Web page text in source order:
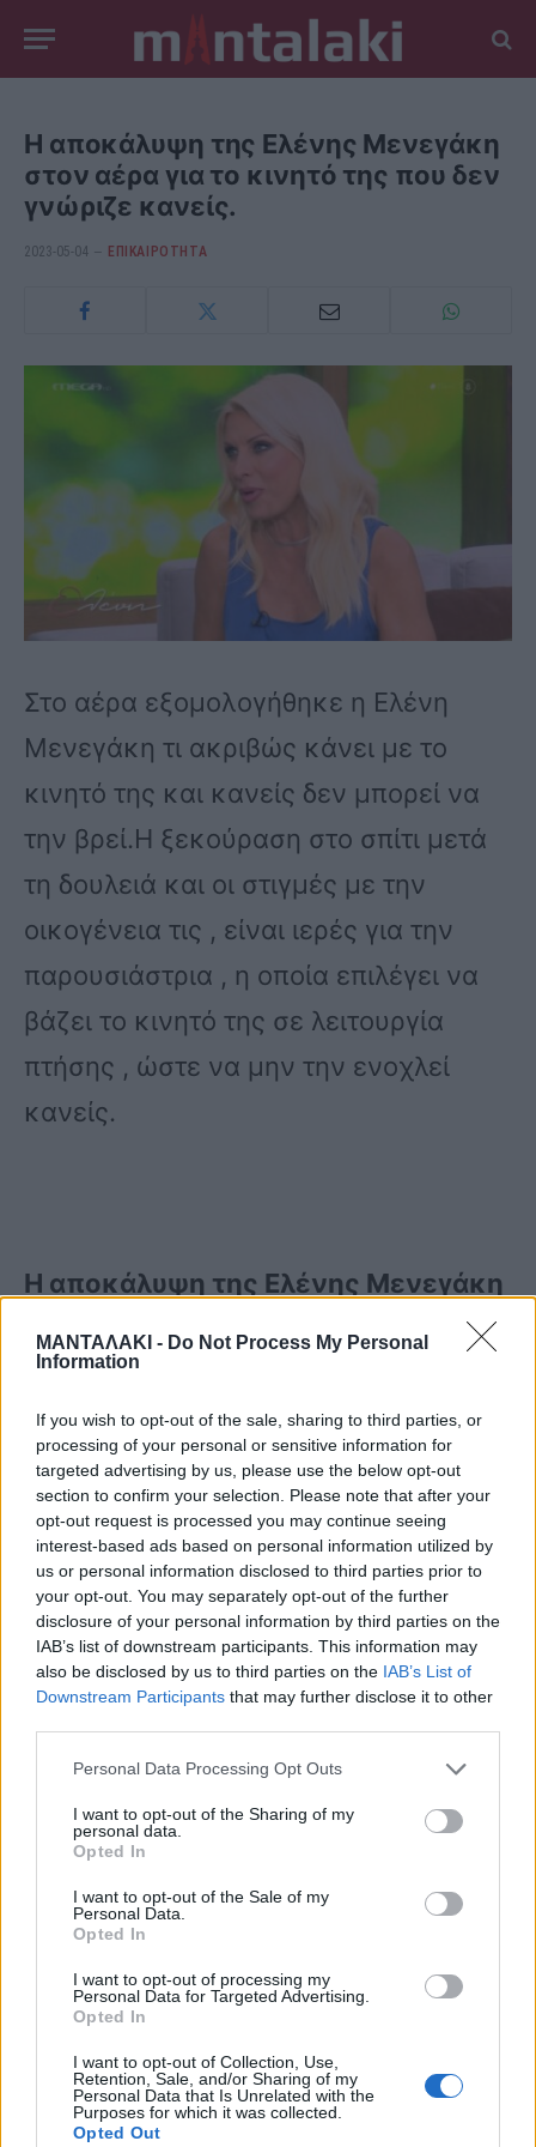
ΜΑΝΤΑΛΑΚΙ - Do Not Process My Personal
Information
If you wish to opt-out of the sale, sharing to third parties, or
processing of your personal or sensitive information for
targeted advertising by us, please use the below opt-out
section to confirm your selection. Please note that after your
opt-out request is processed you may continue seeing
interest-based ads based on personal information utilized by
us or personal information disclosed to third parties prior to
your opt-out. You may separately opt-out of the further
disclosure of your personal information by third parties on the
IAB’s list of downstream participants. This information may
also be disclosed by us to third parties on the IAB’s List of
Downstream Participants that may further disclose it to other
Personal Data Processing Opt Outs
I want to opt-out of the Sharing of my
personal data.
Opted In
I want to opt-out of the Sale of my
Personal Data.
Opted In
I want to opt-out of processing my
Personal Data for Targeted Advertising.
Opted In
I want to opt-out of Collection, Use,
Retention, Sale, and/or Sharing of my
Personal Data that Is Unrelated with the
Purposes for which it was collected.
Opted Out
Η αποκάλυψη της Ελένης Μενεγάκη
στον αέρα για το κινητό της που δεν
γνώριζε κανείς.
2023-05-04 ΕΠΙΚΑΙΡΟΤΗΤΑ
Στο αέρα εξομολογήθηκε η Ελένη
Μενεγάκη τι ακριβώς κάνει με το
κινητό της και κανείς δεν μπορεί να
την βρεί.Η ξεκούραση στο σπίτι μετά
τη δουλειά και οι στιγμές με την
οικογένεια τις , είναι ιερές για την
παρουσιάστρια , η οποία επιλέγει να
βάζει το κινητό της σε λειτουργία
πτήσης , ώστε να μην την ενοχλεί
κανείς.
Η αποκάλυψη της Ελένης Μενεγάκη
για το κινητό της τηλέφωνο
«Εγώ όταν είμαι στο σπίτι πάω και το
βάζω το κινητό εκεί που λέει ότι είμαι
σε πτήση. Και αυτό το κεφάλι πρέπει
λίγο να χαλαρώνει, να είναι με την
οικογένειά του, να είναι μόνο του
λίγο. Θέλουμε και στιγμές
απομόνωσης με το μυαλό μας.
Εννοείται σε πτήση, σε πτήση λέμε»,
είπε η Ελένη Μενεγάκη.
Δείτε το βίντεο: